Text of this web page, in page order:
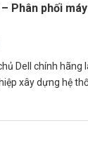
Phân phối
Dell chính hãng
xây dựng hệ